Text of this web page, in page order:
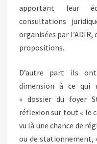
apportant leur
consultations
organisées par
propositions.
D’autre part ils
dimension à ce qui
« dossier du foyer
réflexion sur tout « le
vu là une chance de
ou de stationnement,